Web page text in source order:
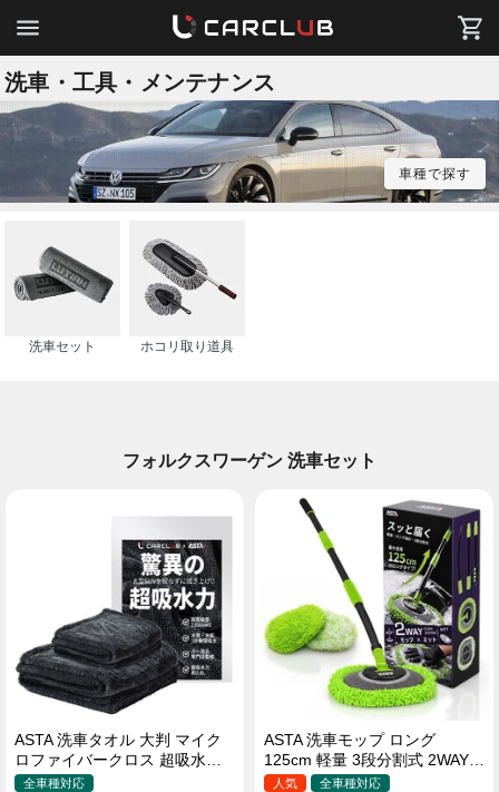
洗車・工具・メンテナンス
車種で探す
洗車セット ホコリ取り道具
フォルクスワーゲン 洗車セット
ASTA 洗車タオル 大判 マイク
ロファイバークロス 超吸水ツ
イストパイル 洗車クロス 傷防
全車種対応
ASTA 洗車モップ ロング
125cm 軽量 3段分割式 2WAY
洗車ブラシ スポンジ 高吸水 マ
人気 全車種対応